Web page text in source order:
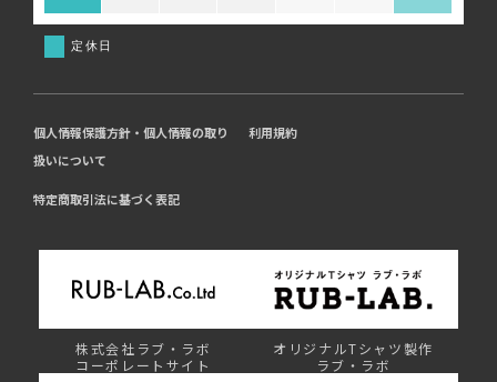
定休日
個人情報保護方針・個人情報の取り
扱いについて
利用規約
特定商取引法に基づく表記
株式会社ラブ・ラボ
コーポレートサイト
オリジナルTシャツ製作
ラブ・ラボ